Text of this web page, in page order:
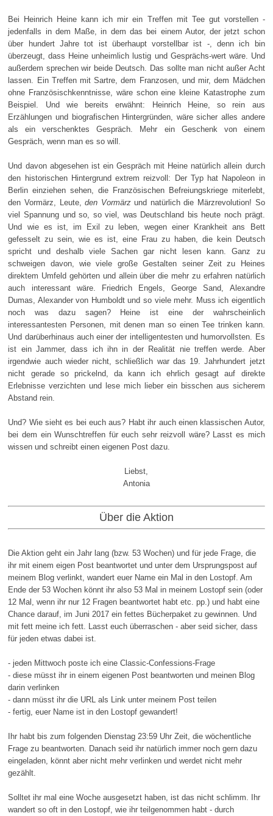
Bei Heinrich Heine kann ich mir ein Treffen mit Tee gut vorstellen -
jedenfalls in dem Maße, in dem das bei einem Autor, der jetzt schon
über hundert Jahre tot ist überhaupt vorstellbar ist -, denn ich bin
überzeugt, dass Heine unheimlich lustig und Gesprächs-wert wäre. Und
außerdem sprechen wir beide Deutsch. Das sollte man nicht außer Acht
lassen. Ein Treffen mit Sartre, dem Franzosen, und mir, dem Mädchen
ohne Französischkenntnisse, wäre schon eine kleine Katastrophe zum
Beispiel. Und wie bereits erwähnt: Heinrich Heine, so rein aus
Erzählungen und biografischen Hintergründen, wäre sicher alles andere
als ein verschenktes Gespräch. Mehr ein Geschenk von einem
Gespräch, wenn man es so will.
Und davon abgesehen ist ein Gespräch mit Heine natürlich allein durch
den historischen Hintergrund extrem reizvoll: Der Typ hat Napoleon in
Berlin einziehen sehen, die Französischen Befreiungskriege miterlebt,
den Vormärz, Leute,den Vormärzund natürlich die Märzrevolution! So
viel Spannung und so, so viel, was Deutschland bis heute noch prägt.
Und wie es ist, im Exil zu leben, wegen einer Krankheit ans Bett
gefesselt zu sein, wie es ist, eine Frau zu haben, die kein Deutsch
spricht und deshalb viele Sachen gar nicht lesen kann. Ganz zu
schweigen davon, wie viele große Gestalten seiner Zeit zu Heines
direktem Umfeld gehörten und allein über die mehr zu erfahren natürlich
auch interessant wäre. Friedrich Engels, George Sand, Alexandre
Dumas, Alexander von Humboldt und so viele mehr. Muss ich eigentlich
noch was dazu sagen? Heine ist eine der wahrscheinlich
interessantesten Personen, mit denen man so einen Tee trinken kann.
Und darüberhinaus auch einer der intelligentesten und humorvollsten. Es
ist ein Jammer, dass ich ihn in der Realität nie treffen werde. Aber
irgendwie auch wieder nicht, schließlich war das 19. Jahrhundert jetzt
nicht gerade so prickelnd, da kann ich ehrlich gesagt auf direkte
Erlebnisse verzichten und lese mich lieber ein bisschen aus sicherem
Abstand rein.
Und? Wie sieht es bei euch aus? Habt ihr auch einen klassischen Autor,
bei dem ein Wunschtreffen für euch sehr reizvoll wäre? Lasst es mich
wissen und schreibt einen eigenen Post dazu.
Liebst,
Antonia
Über die Aktion
Die Aktion geht ein Jahr lang (bzw. 53 Wochen) und für jede Frage, die
ihr mit einem eigen Post beantwortet und unter dem Ursprungspost auf
meinem Blog verlinkt, wandert euer Name ein Mal in den Lostopf. Am
Ende der 53 Wochen könnt ihr also 53 Mal in meinem Lostopf sein (oder
12 Mal, wenn ihr nur 12 Fragen beantwortet habt etc. pp.) und habt eine
Chance darauf, im Juni 2017 ein fettes Bücherpaket zu gewinnen. Und
mit fett meine ich fett. Lasst euch überraschen - aber seid sicher, dass
für jeden etwas dabei ist.
- jeden Mittwoch poste ich eine Classic-Confessions-Frage
- diese müsst ihr in einem eigenen Post beantworten und meinen Blog
darin verlinken
- dann müsst ihr die URL als Link unter meinem Post teilen
- fertig, euer Name ist in den Lostopf gewandert!
Ihr habt bis zum folgenden Dienstag 23:59 Uhr Zeit, die wöchentliche
Frage zu beantworten. Danach seid ihr natürlich immer noch gern dazu
eingeladen, könnt aber nicht mehr verlinken und werdet nicht mehr
gezählt.
Solltet ihr mal eine Woche ausgesetzt haben, ist das nicht schlimm. Ihr
wandert so oft in den Lostopf, wie ihr teilgenommen habt - durch